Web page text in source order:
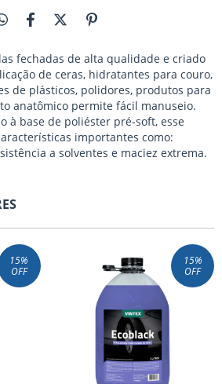
fechadas de alta qualidade e criado
de ceras, hidratantes para couro,
de plásticos, polidores, produtos para
anatômico permite fácil manuseio.
à base de poliéster pré-soft, esse
importantes como:
a solventes e maciez extrema.
15%
OFF
15%
OFF